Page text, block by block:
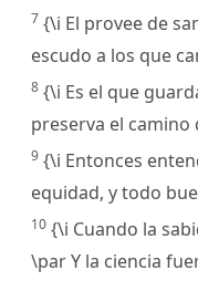
7 {\i El provee de
escudo a los que
8 {\i Es el que
preserva el camino
9 {\i Entonces
equidad, y todo
10 {\i Cuando la
\par Y la ciencia